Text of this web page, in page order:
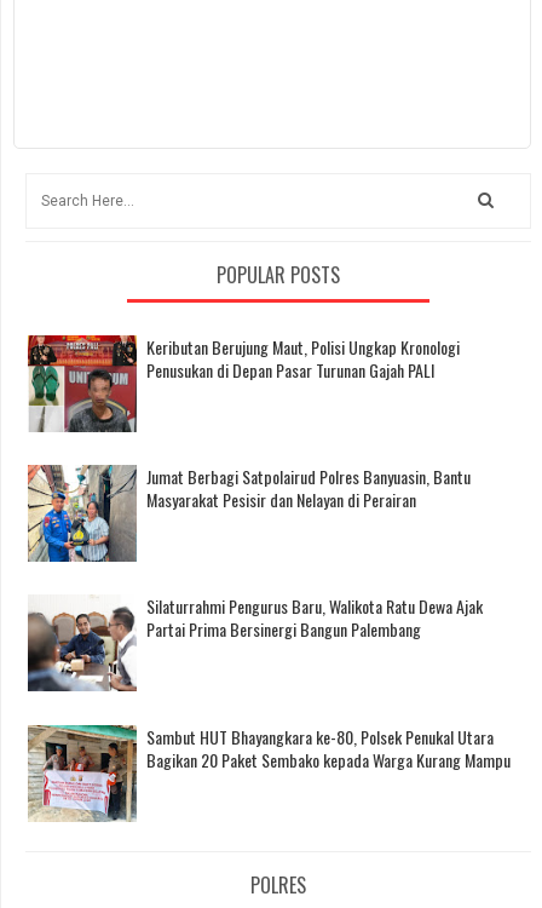
POPULAR POSTS
Keributan Berujung Maut, Polisi Ungkap Kronologi
Penusukan di Depan Pasar Turunan Gajah PALI
Jumat Berbagi Satpolairud Polres Banyuasin, Bantu
Masyarakat Pesisir dan Nelayan di Perairan
Silaturrahmi Pengurus Baru, Walikota Ratu Dewa Ajak
Partai Prima Bersinergi Bangun Palembang
Sambut HUT Bhayangkara ke-80, Polsek Penukal Utara
Bagikan 20 Paket Sembako kepada Warga Kurang Mampu
POLRES